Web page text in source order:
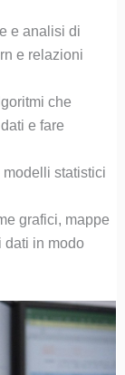
e analisi di
e relazioni
che
e fare
modelli statistici
grafici, mappe
dati in modo